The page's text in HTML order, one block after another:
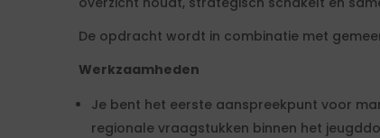
De opdracht wordt in combinatie met
Werkzaamheden
Je bent het eerste aanspreekpunt voor
regionale vraagstukken binnen het